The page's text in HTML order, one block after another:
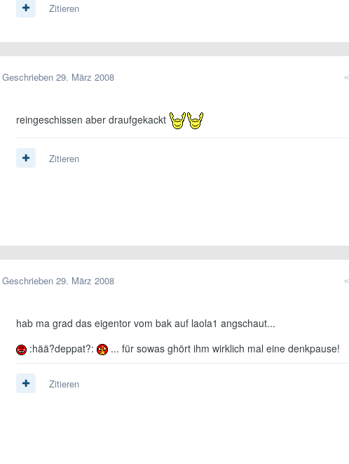
Zitieren
Geschrieben 29. März 2008
reingeschissen aber draufgekackt
Zitieren
Geschrieben 29. März 2008
hab ma grad das eigentor vom bak auf laola1 angschaut...
:hää?deppat?:
... für sowas ghört ihm wirklich mal eine denkpause!
Zitieren